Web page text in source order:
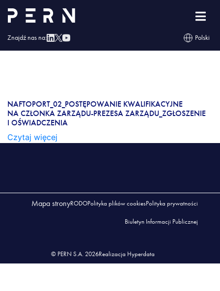
Znajdź nas na: Polski
NAFTOPORT_02_postępowanie kwalifikacyjne na
Członka Zarządu-Prezesa Zarządu_zgłoszenie i
NAFTOPORT_02_POSTĘPOWANIE
NAFTOPORT_02_POSTĘPOWANIE KWALIFIKACYJNE
NA CZŁONKA ZARZĄDU-PREZESA ZARZĄDU_ZGŁOSZENIE
I OŚWIADCZENIA
Czytaj więcej
Mapa stronyRODOPolityka plików cookiesPolityka prywatności
Biuletyn Informacji Publicznej
© PERN S.A. 2026Realizacja Hyperdata